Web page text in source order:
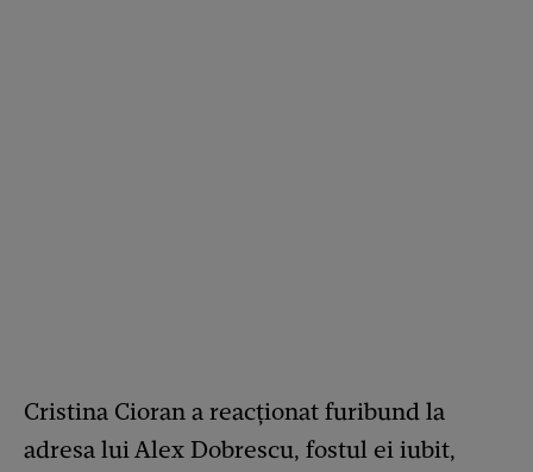
Cristina Cioran a reacționat furibund la
adresa lui Alex Dobrescu, fostul ei iubit,